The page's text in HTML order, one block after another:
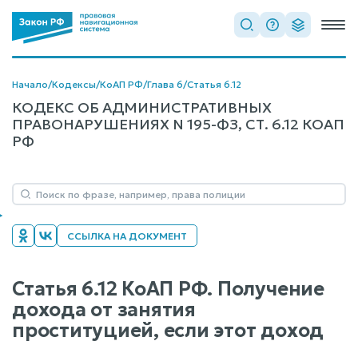
Начало/Кодексы/КоАП РФ/Глава 6/Статья 6.12
КОДЕКС ОБ АДМИНИСТРАТИВНЫХ
ПРАВОНАРУШЕНИЯХ N 195-ФЗ, СТ. 6.12 КОАП
РФ
ССЫЛКА НА ДОКУМЕНТ
Статья 6.12 КоАП РФ. Получение
дохода от занятия
проституцией, если этот доход